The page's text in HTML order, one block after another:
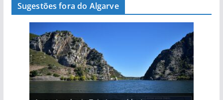
Sugestões fora do Algarve
A aldeia mais portuguesa de Portugal (com